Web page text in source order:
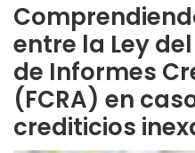
entre la Ley
de Informes
(FCRA) en
crediticios